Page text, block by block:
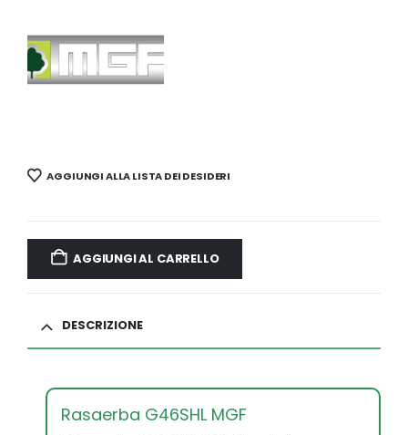
AGGIUNGI ALLA LISTA DEI DESIDERI
AGGIUNGI AL CARRELLO
DESCRIZIONE
Rasaerba G46SHL MGF